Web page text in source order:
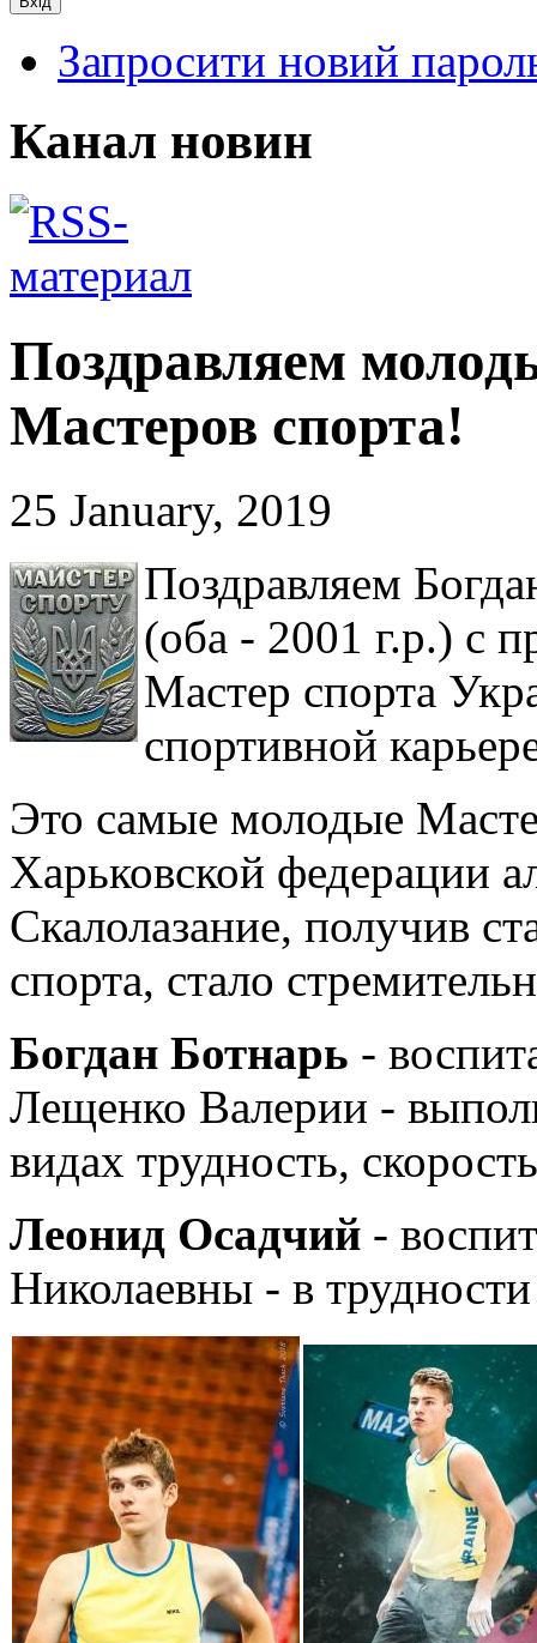
Запросити новий
Канал новин
Поздравляем
Мастеров спорта!
25 January, 2019
Поздравляем
(оба - 2001 г.р.) с
Мастер спорта
спортивной
Это самые молодые
Харьковской федерации
Скалолазание, получив
спорта, стало
Богдан Ботнарь -
Лещенко Валерии -
видах трудность,
Леонид Осадчий -
Николаевны - в